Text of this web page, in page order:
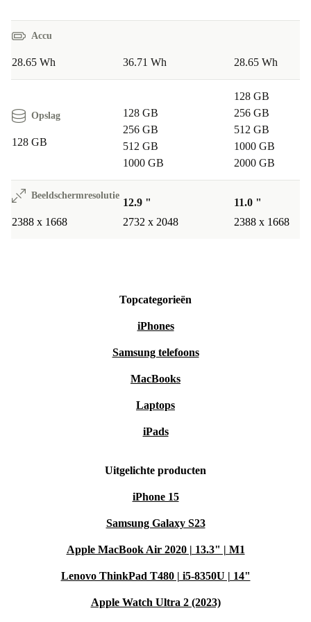
Accu
28.65 Wh 36.71 Wh 28.65 Wh
Opslag
128 GB
128 GB
256 GB
512 GB
1000 GB
128 GB
256 GB
512 GB
1000 GB
2000 GB
Beeldschermresolutie
2388 x 1668
12.9 "
2732 x 2048
11.0 "
2388 x 1668
Topcategorieën
iPhones
Samsung telefoons
MacBooks
Laptops
iPads
Uitgelichte producten
iPhone 15
Samsung Galaxy S23
Apple MacBook Air 2020 | 13.3" | M1
Lenovo ThinkPad T480 | i5-8350U | 14"
Apple Watch Ultra 2 (2023)